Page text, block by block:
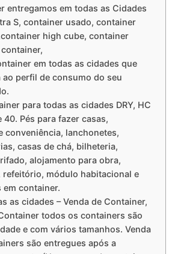
entregamos em todas as Cidades
S, container usado, container
high cube, container
em todas as cidades que
ao perfil de consumo do seu
para todas as cidades DRY, HC
40. Pés para fazer casas,
conveniência, lanchonetes,
casas de chá, bilheteria,
alojamento para obra,
refeitório, módulo habitacional e
em container.
as cidades – Venda de Container,
todos os containers são
e com vários tamanhos. Venda
são entregues após a